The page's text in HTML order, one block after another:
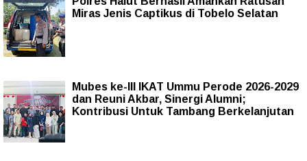
Miras Jenis Captikus di Tobelo Selatan
Mubes ke-III IKAT Ummu Perode 2026-2029
dan Reuni Akbar, Sinergi Alumni;
Kontribusi Untuk Tambang Berkelanjutan